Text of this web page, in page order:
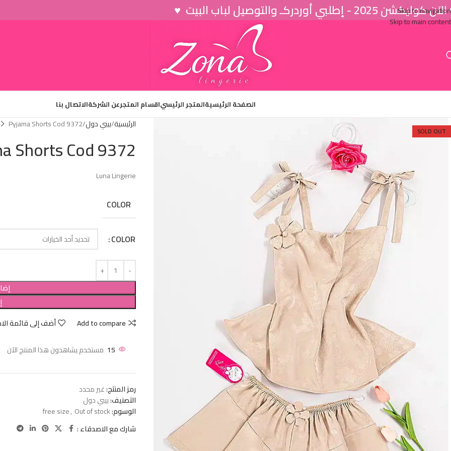
Skip to navigation
Skip to main content
2025 - إطلبي أوردركـ والتوصيل لباب البيت ♥
الصفحة الرئيسيةالمتجر الرئيسياقسام المتجرعن الشركةالاتصال بنا
SOLD OUT
الرئيسية بيبي دول Pyjama Shorts Cod 9372
Shorts Cod 9372
Luna Lingerie
COLOR
COLOR
Add to compare
أضف إلى قائمة
15 مستخدم يشاهدون هذا المنتج الآن
رمز المنتج:غير محدد
التصنيف:بيبي دول
الوسوم:
free size, Out of stock
شارك مع الاصدقاء :